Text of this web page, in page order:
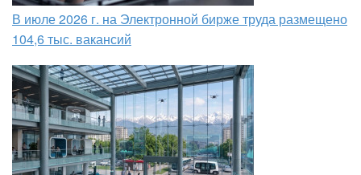
В июле 2026 г. на Электронной бирже труда размещено
104,6 тыс. вакансий